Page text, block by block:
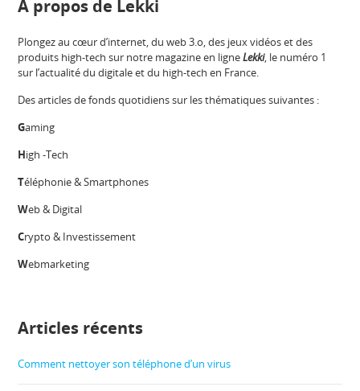
A propos de Lekki
Plongez au cœur d’internet, du web 3.o, des jeux vidéos et des
produits high-tech sur notre magazine en ligneLekki, le numéro 1
sur l’actualité du digitale et du high-tech en France.
Des articles de fonds quotidiens sur les thématiques suivantes :
Gaming
High -Tech
Téléphonie & Smartphones
Web & Digital
Crypto & Investissement
Webmarketing
Articles récents
Comment nettoyer son téléphone d’un virus